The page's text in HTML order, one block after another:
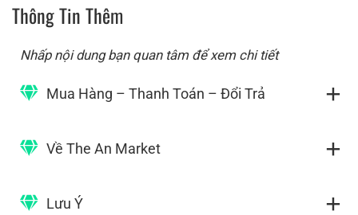
Thông Tin Thêm
Nhấp nội dung bạn quan tâm để xem chi tiết
Mua Hàng – Thanh Toán – Đổi Trả
Về The An Market
Lưu Ý